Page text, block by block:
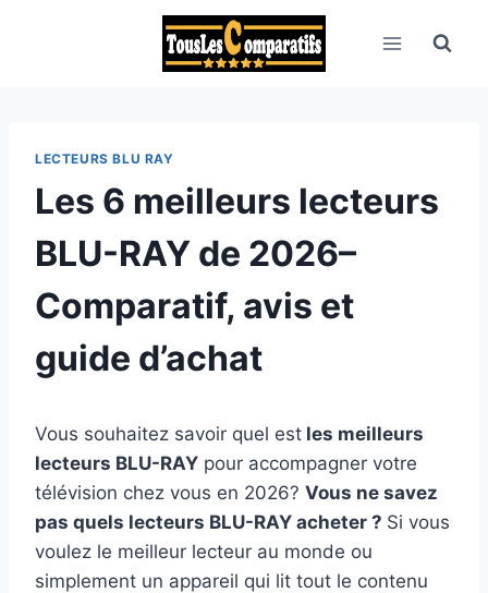
LECTEURS BLU RAY
Les 6 meilleurs lecteurs
BLU-RAY de 2026–
Comparatif, avis et
guide d’achat
Vous souhaitez savoir quel est les meilleurs
lecteurs BLU-RAY pour accompagner votre
télévision chez vous en 2026? Vous ne savez
pas quels lecteurs BLU-RAY acheter ? Si vous
voulez le meilleur lecteur au monde ou
simplement un appareil qui lit tout le contenu